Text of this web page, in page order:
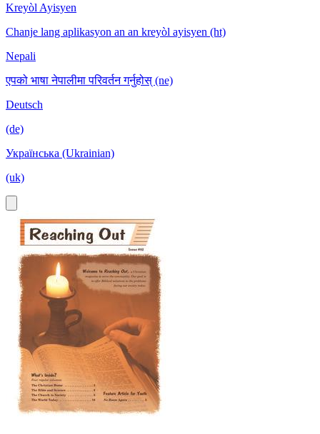
Kreyòl Ayisyen
Chanje lang aplikasyon an an kreyòl ayisyen (ht)
Nepali
एपको भाषा नेपालीमा परिवर्तन गर्नुहोस् (ne)
Deutsch
(de)
Українська (Ukrainian)
(uk)